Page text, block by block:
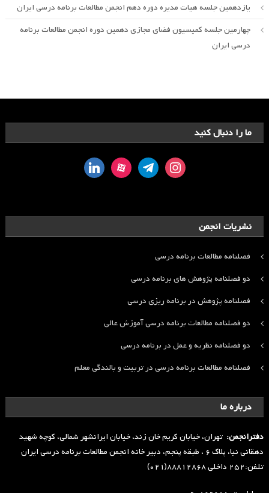
یازدهمین جلسه هیات مدیره دوره دهم انجمن مطالعات برنامه درسی ایران
چهارمین جلسه کمیسیون فضای مجازی دهمین دوره انجمن مطالعات برنامه
درسی ایران
ما را دنبال کنید
instagram
telegram
aparat
linkedin
نشریات انجمن
فصلنامه مطالعات برنامه درسی
دو فصلنامه پژوهش های برنامه درسی
فصلنامه پژوهش در برنامه ریزی درسی
دو فصلنامه مطالعات برنامه درسی آموزش عالی
دو فصلنامه نظریه و عمل در برنامه درسی
فصلنامه مطالعات برنامه درسی در تربیت و بالندگی معلم
درباره ما
دفترانجمن: تهران، خیابان کریم خان زند، خیابان ایرانشهر شمالی، کوچه شهید
دهقانی نیا، پلاک ۶ ، طبقه پنجم، دبیر خانه انجمن مطالعات برنامه درسی ایران
تلفن:۲۵۲ داخلی ۸۸۸۱۲۸۶۸(۰۲۱)